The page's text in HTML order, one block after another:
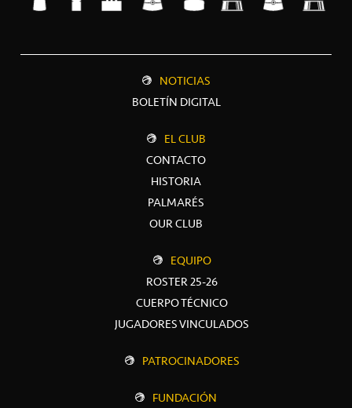
NOTICIAS
BOLETÍN DIGITAL
EL CLUB
CONTACTO
HISTORIA
PALMARÉS
OUR CLUB
EQUIPO
ROSTER 25-26
CUERPO TÉCNICO
JUGADORES VINCULADOS
PATROCINADORES
FUNDACIÓN